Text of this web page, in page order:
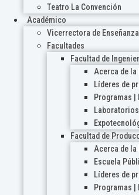
Teatro La Convención
Académico
Vicerrectora de
Facultades
Facultad de
Acerca de la
Líderes de
Programas |
Laboratorios
Facultad de
Acerca de la
Escuela
Líderes de
Programas |